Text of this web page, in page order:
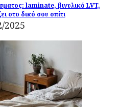
laminate, βινυλικό LVT,
στο δικό σου σπίτι
2025